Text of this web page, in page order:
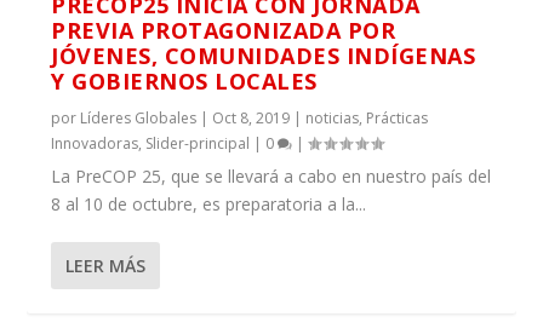
PREVIA PROTAGONIZADA POR
JÓVENES, COMUNIDADES INDÍGENAS
Y GOBIERNOS LOCALES
por Líderes Globales | Oct 8, 2019 | noticias, Prácticas
Innovadoras, Slider-principal | 0 |
La PreCOP 25, que se llevará a cabo en nuestro país del
8 al 10 de octubre, es preparatoria a la...
LEER MÁS